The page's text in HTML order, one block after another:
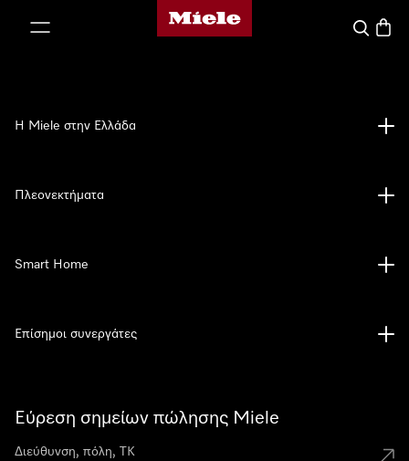
Αρχική σελίδα της Miele
Εύρεση σημείων πώλησης Miele
Η Miele στην Ελλάδα
Πλεονεκτήματα
Smart Home
Επίσημοι συνεργάτες